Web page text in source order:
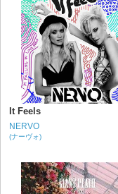
It Feels
NERVO
(ナーヴォ)